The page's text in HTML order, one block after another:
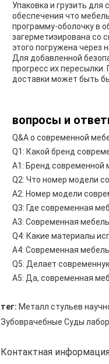
Упаковка и грузить
обеспечения что
программу-оболочку в
загерметизирована со
этого погружена через
Для добавленной
прогресс их
доставки может быть
вопросы и
Q&A о современной
Q1: Какой бренд
A1: Бренд современной
Q2: Что номер модели
A2: Номер модели
Q3: Где современная
A3: Современная
Q4: Какие материалы
A4: Современная
Q5: Делает
A5: Да, современная
тег: Металл стульев
Зубоврачебные Суды
Контактная